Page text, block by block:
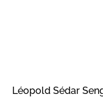
Léopold Sédar